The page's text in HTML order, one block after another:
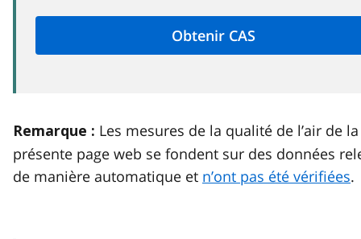
Remarque : Les mesures de la qualité de l’air de la
présente page web se fondent sur des données
de manière automatique et n’ont pas été vérifiées.